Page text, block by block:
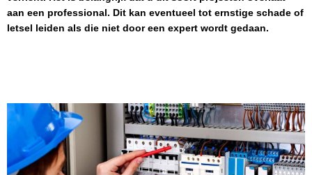
aan een professional. Dit kan eventueel tot ernstige schade of
letsel leiden als die niet door een expert wordt gedaan.